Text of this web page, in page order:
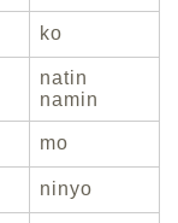
ko
natin
namin
mo
ninyo